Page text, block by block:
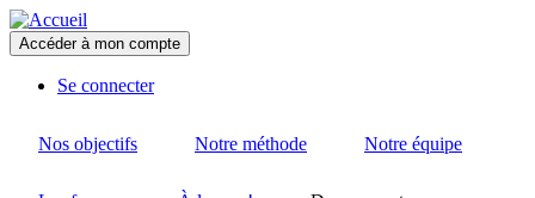
Aller
au
contenu
principal
account
menu
Accéder à mon compte
Se connecter
Nos objectifs Notre méthode Notre équipe